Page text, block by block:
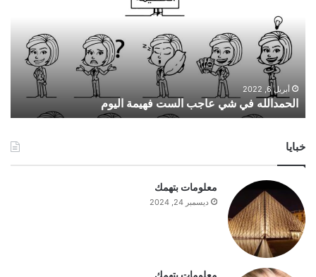
ي
ي
ع
ب
ا
ل
أبريل 6, 2022
الحمدالله في شي عاجب الست فهيمة اليوم
خبايا
معلومات بتهمك
ديسمبر 24, 2024